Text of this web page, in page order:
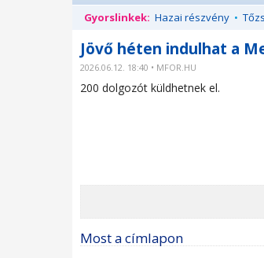
Gyorslinkek: Hazai részvény •
Jövő héten indulhat a
2026.06.12. 18:40 • MFOR.HU
200 dolgozót küldhetnek el.
Most a címlapon